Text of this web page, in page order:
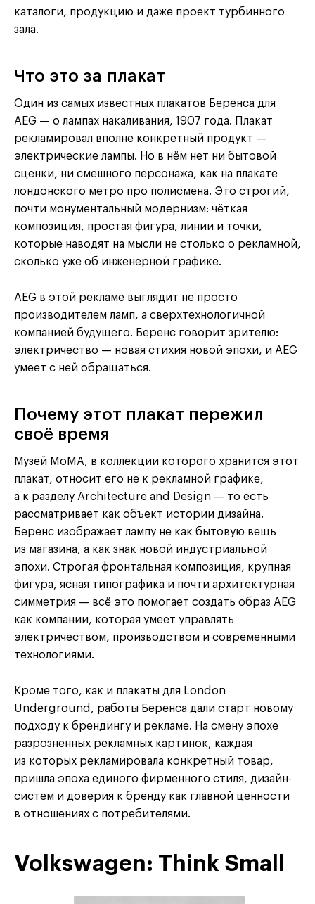
каталоги, продукцию и даже проект турбинного
зала.
Что это за плакат
Один из самых известных плакатов Беренса для
AEG — о лампах накаливания, 1907 года. Плакат
рекламировал вполне конкретный продукт —
электрические лампы. Но в нём нет ни бытовой
сценки, ни смешного персонажа, как на плакате
лондонского метро про полисмена. Это строгий,
почти монументальный модернизм: чёткая
композиция, простая фигура, линии и точки,
которые наводят на мысли не столько о рекламной,
сколько уже об инженерной графике.
AEG в этой рекламе выглядит не просто
производителем ламп, а сверхтехнологичной
компанией будущего. Беренс говорит зрителю:
электричество — новая стихия новой эпохи, и AEG
умеет с ней обращаться.
Почему этот плакат пережил
своё время
Музей MoMA, в коллекции которого хранится этот
плакат, относит его не к рекламной графике,
а к разделу Architecture and Design — то есть
рассматривает как объект истории дизайна.
Беренс изображает лампу не как бытовую вещь
из магазина, а как знак новой индустриальной
эпохи. Строгая фронтальная композиция, крупная
фигура, ясная типографика и почти архитектурная
симметрия — всё это помогает создать образ AEG
как компании, которая умеет управлять
электричеством, производством и современными
технологиями.
Кроме того, как и плакаты для London
Underground, работы Беренса дали старт новому
подходу к брендингу и рекламе. На смену эпохе
разрозненных рекламных картинок, каждая
из которых рекламировала конкретный товар,
пришла эпоха единого фирменного стиля, дизайн-
систем и доверия к бренду как главной ценности
в отношениях с потребителями.
Volkswagen: Think Small